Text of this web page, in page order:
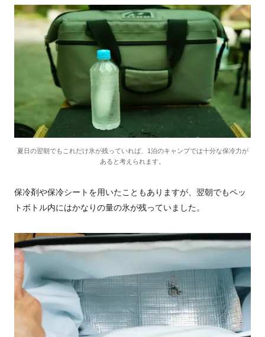
夏日の翌朝でもこれだけ氷が残っていれば、1泊のキャンプでは十分な保冷力が
あると考えられます。
保冷剤や保冷シートを用いたこともありますが、翌朝でもペッ
トボトル内にはかなりの量の氷が残っていました。